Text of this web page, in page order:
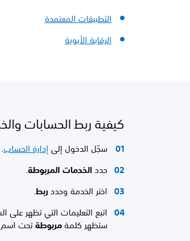
التطبيقات المعتمدة
الرقابة الأبوية
كيفية ربط الحسابات
سجّل الدخول إلى إدارة الحساب.
حدد الخدمات المربوطة.
اختر الخدمة وحددربط.
اتبع التعليمات التي تظهر على
ستظهر كلمةمربوطة تحت اسم